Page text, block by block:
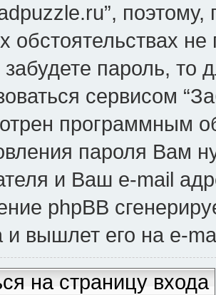
обстоятельствах
пароль, то
сервисом
программным
пароля Вам
и Ваш e-mail
phpBB
и вышлет его на e-
на страницу входа